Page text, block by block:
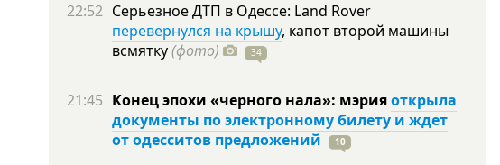
22:52 Серьезное ДТП в Одессе: Land Rover
перевернулся на крышу, капот второй машины
всмятку(фото) 34
21:45 Конец эпохи «черного нала»: мэрияоткрыла
документы по электронному билету и ждет
от одесситов предложений
10